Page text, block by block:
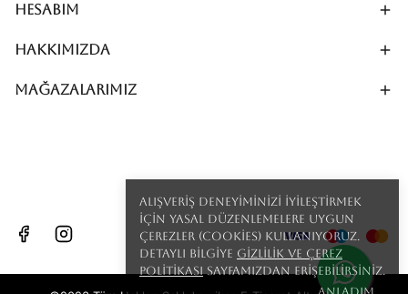
Alışveriş deneyiminizi iyileştirmek
için yasal düzenlemelere uygun
çerezler (cookies) kullanıyoruz.
Detaylı bilgiye Gizlilik ve Çerez
Politikasısayfamızdan erişebilirsiniz.
Hesabım
Hakkımızda
MAĞAZALARIMIZ